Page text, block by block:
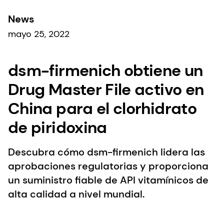
News
mayo 25, 2022
dsm-firmenich obtiene un
Drug Master File activo en
China para el clorhidrato
de piridoxina
Descubra cómo dsm-firmenich lidera las
aprobaciones regulatorias y proporciona
un suministro fiable de API vitamínicos de
alta calidad a nivel mundial.